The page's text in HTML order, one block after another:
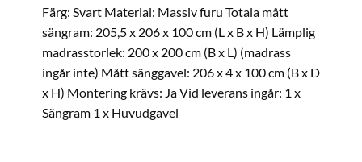
Färg: Svart Material: Massiv furu Totala mått
sängram: 205,5 x 206 x 100 cm (L x B x H) Lämplig
madrasstorlek: 200 x 200 cm (B x L) (madrass
ingår inte) Mått sänggavel: 206 x 4 x 100 cm (B x D
x H) Montering krävs: Ja Vid leverans ingår: 1 x
Sängram 1 x Huvudgavel